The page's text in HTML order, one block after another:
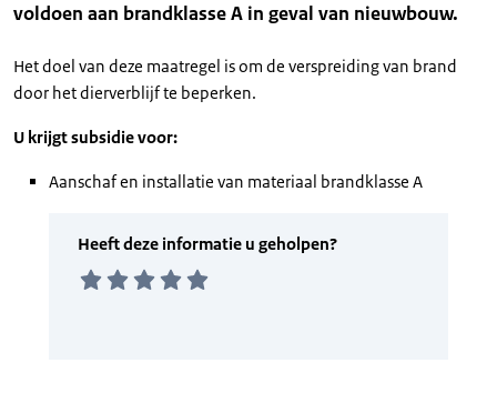
voldoen aan brandklasse A in geval van nieuwbouw.
Het doel van deze maatregel is om de verspreiding van brand
door het dierverblijf te beperken.
U krijgt subsidie voor:
Aanschaf en installatie van materiaal brandklasse A